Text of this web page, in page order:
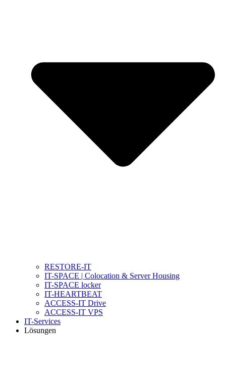
RESTORE-IT
IT-SPACE | Colocation & Server Housing
IT-SPACE locker
IT-HEARTBEAT
ACCESS-IT Drive
ACCESS-IT VPS
IT-Services
Lösungen